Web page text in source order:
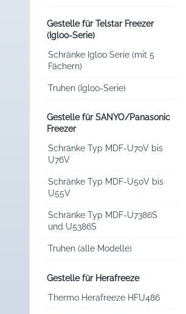
Gestelle für Telstar Freezer
(Igloo-Serie)
Schränke Igloo Serie (mit 5
Fächern)
Truhen (Igloo-Serie)
Gestelle für SANYO/Panasonic
Freezer
Schränke Typ MDF-U70V bis
U76V
Schränke Typ MDF-U50V bis
U55V
Schränke Typ MDF-U7386S
und U5386S
Truhen (alle Modelle)
Gestelle für Herafreeze
Thermo Herafreeze HFU486